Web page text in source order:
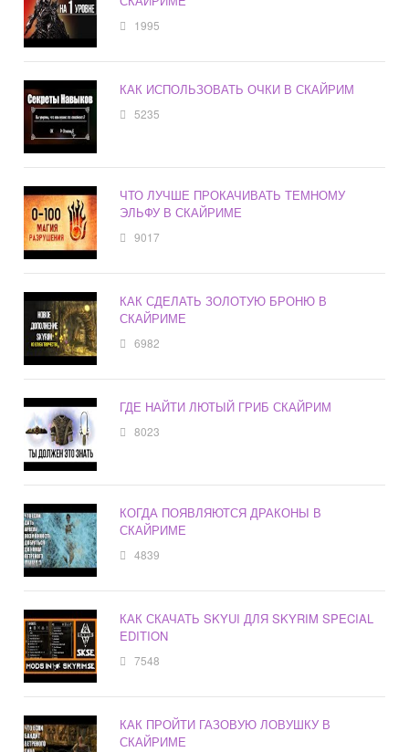
1995
КАК ИСПОЛЬЗОВАТЬ ОЧКИ В СКАЙРИМ
5235
ЧТО ЛУЧШЕ ПРОКАЧИВАТЬ ТЕМНОМУ
ЭЛЬФУ В СКАЙРИМЕ
9017
КАК СДЕЛАТЬ ЗОЛОТУЮ БРОНЮ В
СКАЙРИМЕ
6982
ГДЕ НАЙТИ ЛЮТЫЙ ГРИБ СКАЙРИМ
8023
КОГДА ПОЯВЛЯЮТСЯ ДРАКОНЫ В
СКАЙРИМЕ
4839
КАК СКАЧАТЬ SKYUI ДЛЯ SKYRIM SPECIAL
EDITION
7548
КАК ПРОЙТИ ГАЗОВУЮ ЛОВУШКУ В
СКАЙРИМЕ